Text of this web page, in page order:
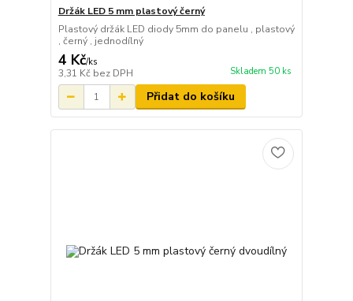
Držák LED 5 mm plastový černý
Plastový držák LED diody 5mm do panelu , plastový
, černý , jednodílný
4 Kč/ks
3,31 Kč bez DPH Skladem 50 ks
Přidat do košíku